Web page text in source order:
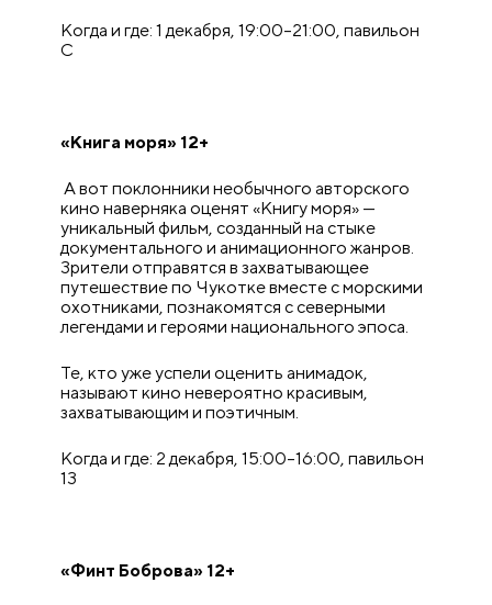
Когда и где: 1 декабря, 19:00–21:00, павильон
C
«Книга моря» 12+
А вот поклонники необычного авторского
кино наверняка оценят «Книгу моря» —
уникальный фильм, созданный на стыке
документального и анимационного жанров.
Зрители отправятся в захватывающее
путешествие по Чукотке вместе с морскими
охотниками, познакомятся с северными
легендами и героями национального эпоса.
Те, кто уже успели оценить анимадок,
называют кино невероятно красивым,
захватывающим и поэтичным.
Когда и где: 2 декабря, 15:00–16:00, павильон
13
«Финт Боброва» 12+